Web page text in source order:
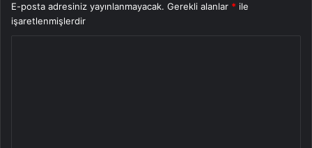
E-posta adresiniz yayınlanmayacak. Gerekli alanlar * ile
işaretlenmişlerdir